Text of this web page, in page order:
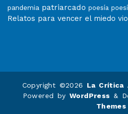
pandemia patriarcado poesía
Relatos para vencer el miedo
Copyright ©2026 La Crítica
Powered by WordPress &
Themes